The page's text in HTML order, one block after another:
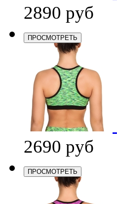
2890 руб
ПРОСМОТРЕТЬ
2690 руб
ПРОСМОТРЕТЬ